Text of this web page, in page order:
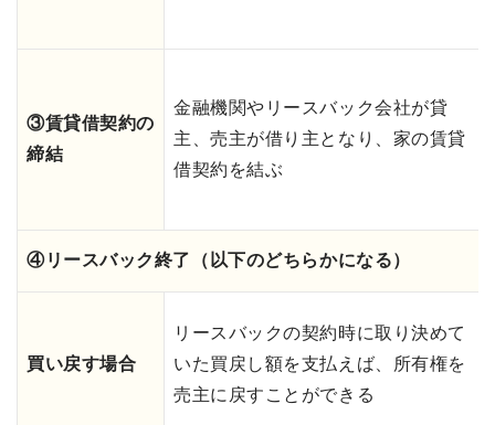
③賃貸借契約の
締結
金融機関やリースバック会社が貸
主、売主が借り主となり、家の賃貸
借契約を結ぶ
④リースバック終了（以下のどちらかになる）
買い戻す場合
リースバックの契約時に取り決めて
いた買戻し額を支払えば、所有権を
売主に戻すことができる